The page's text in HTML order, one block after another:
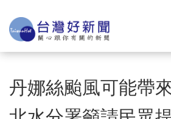
丹娜絲颱風可能帶